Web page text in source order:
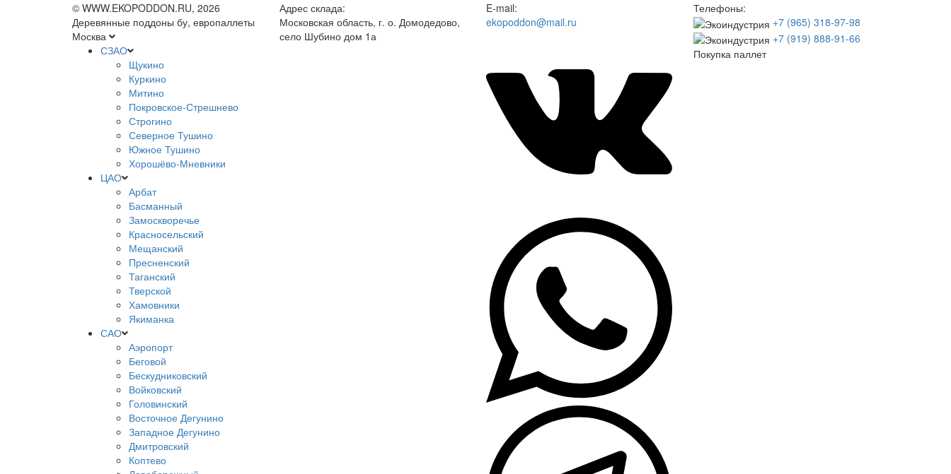
© WWW.EKOPODDON.RU, 2026
Деревянные поддоны бу, европаллеты
Москва
СЗАО
Щукино
Куркино
Митино
Покровское-Стрешнево
Строгино
Северное Тушино
Южное Тушино
Хорошёво-Мневники
ЦАО
Арбат
Басманный
Замоскворечье
Красносельский
Мещанский
Пресненский
Таганский
Тверской
Хамовники
Якиманка
САО
Аэропорт
Беговой
Бескудниковский
Войковский
Головинский
Восточное Дегунино
Западное Дегунино
Дмитровский
Коптево
Адрес склада:
Московская область, г. о. Домодедово,
село Шубино дом 1а
E-mail:
ekopoddon@mail.ru
Телефоны:
+7 (965) 318-97-98
+7 (919) 888-91-66
Покупка паллет